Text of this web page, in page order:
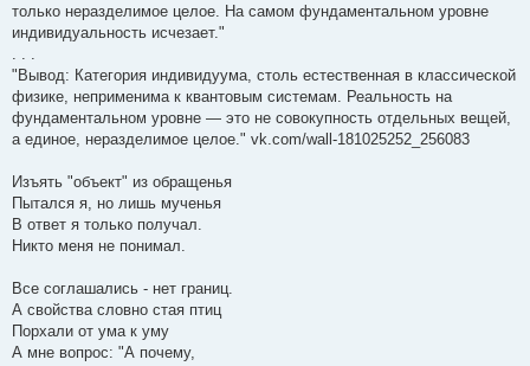
только неразделимое целое. На самом фундаментальном уровне
индивидуальность исчезает."
"Вывод: Категория индивидуума, столь естественная в классической
физике, неприменима к квантовым системам. Реальность на
фундаментальном уровне — это не совокупность отдельных вещей,
а единое, неразделимое целое." vk.com/wall-181025252_256083
Изъять "объект" из обращенья
Пытался я, но лишь мученья
В ответ я только получал.
Никто меня не понимал.
Все соглашались - нет границ.
А свойства словно стая птиц
Порхали от ума к уму
А мне вопрос: "А почему,